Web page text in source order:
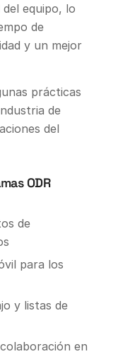
equipo, lo
de
y un mejor
prácticas
de
del
ODR
de
para los
y listas de
en